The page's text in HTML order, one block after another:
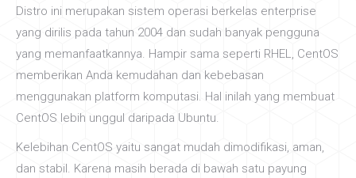
Distro ini merupakan sistem operasi berkelas enterprise
yang dirilis pada tahun 2004 dan sudah banyak pengguna
yang memanfaatkannya. Hampir sama seperti RHEL, CentOS
memberikan Anda kemudahan dan kebebasan
menggunakan platform komputasi. Hal inilah yang membuat
CentOS lebih unggul daripada Ubuntu.
Kelebihan CentOS yaitu sangat mudah dimodifikasi, aman,
dan stabil. Karena masih berada di bawah satu payung